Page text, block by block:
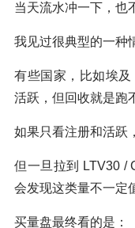
当天流水冲一下，也
我见过很典型的一种
有些国家，比如埃
活跃，但回收就是跑
如果只看注册和活跃
但一旦拉到 LTV30 /
会发现这类量不一定
买量盘最终看的是：